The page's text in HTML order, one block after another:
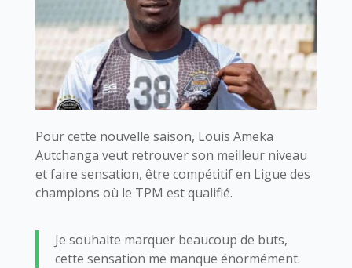
Pour cette nouvelle saison, Louis Ameka
Autchanga veut retrouver son meilleur niveau
et faire sensation, être compétitif en Ligue des
champions où le TPM est qualifié.
Je souhaite marquer beaucoup de buts,
cette sensation me manque énormément.